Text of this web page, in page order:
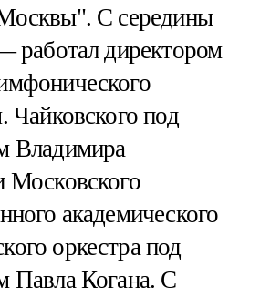
С середины
работал директором
Чайковского под
Владимира
Московского
академического
оркестра под
Павла Когана. С